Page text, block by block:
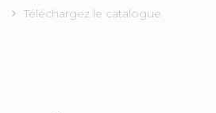
Téléchargez le catalogue